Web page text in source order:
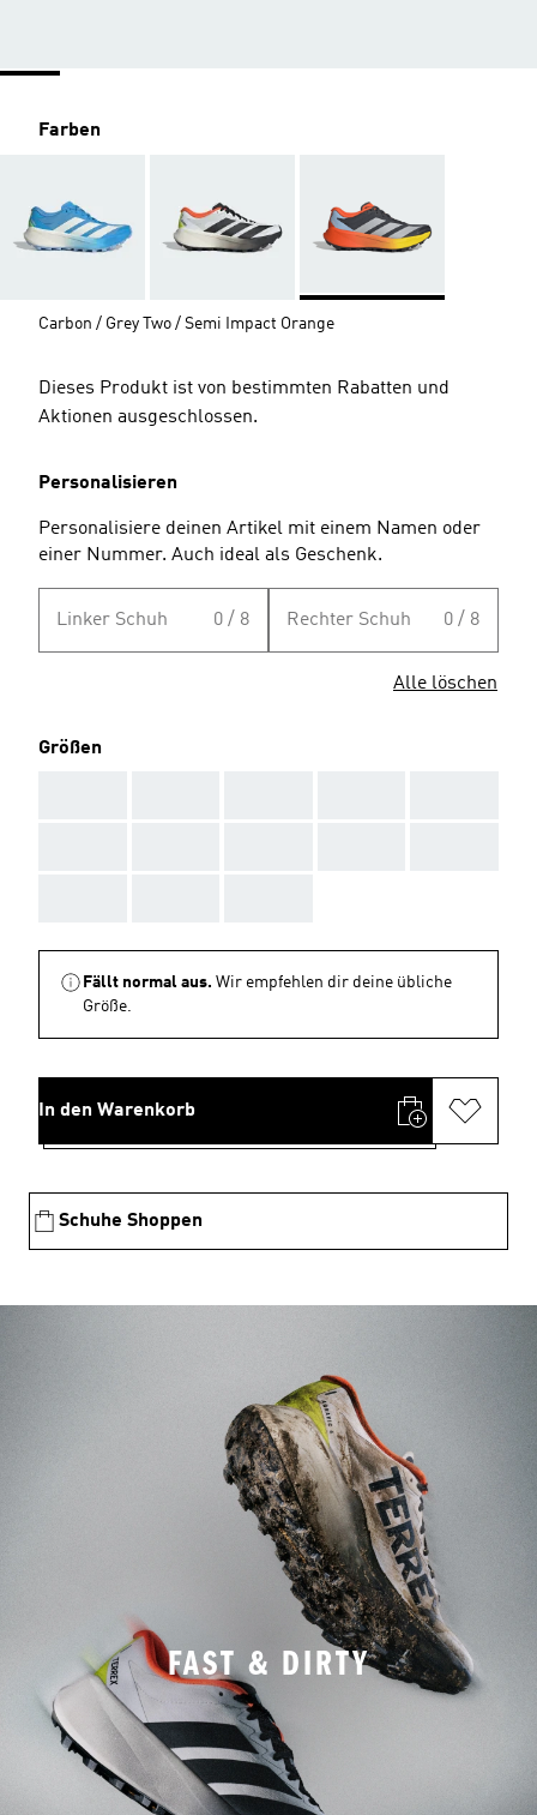
Farben
Carbon / Grey Two / Semi Impact Orange
Dieses Produkt ist von bestimmten Rabatten und
Aktionen ausgeschlossen.
Personalisieren
Personalisiere deinen Artikel mit einem Namen oder
einer Nummer. Auch ideal als Geschenk.
Linker Schuh 0 / 8 Rechter Schuh 0 / 8
Alle löschen
Größen
Fällt normal aus. Wir empfehlen dir deine übliche
Größe.
In den Warenkorb
Schuhe Shoppen
FAST & DIRTY